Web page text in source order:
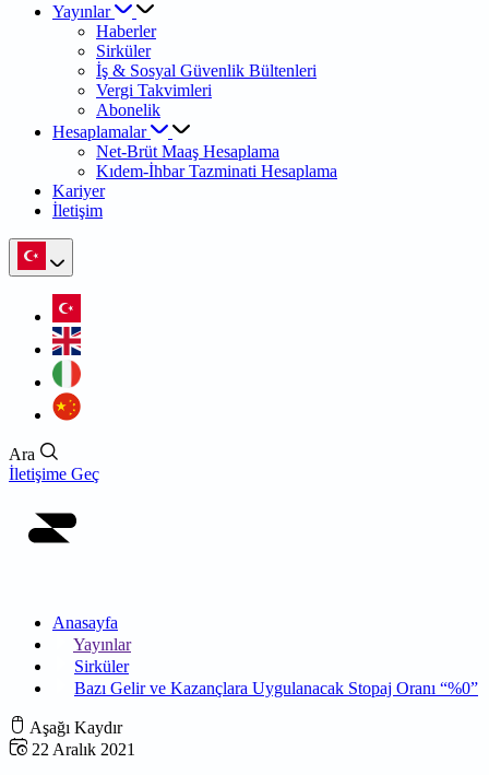
Yayınlar
Haberler
Sirküler
İş & Sosyal Güvenlik Bültenleri
Vergi Takvimleri
Abonelik
Hesaplamalar
Net-Brüt Maaş Hesaplama
Kıdem-İhbar Tazminati Hesaplama
Kariyer
İletişim
Ara
İletişime Geç
Anasayfa
Yayınlar
Sirküler
Bazı Gelir ve Kazançlara Uygulanacak Stopaj Oranı “%0”
Aşağı Kaydır
22 Aralık 2021